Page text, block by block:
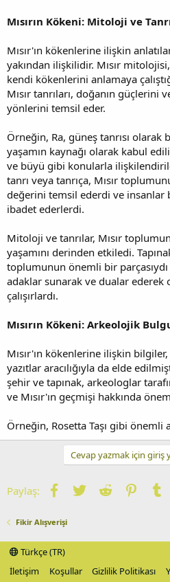
Mısırın Kökeni: Mitoloji ve
Mısır'ın kökenlerine ilişkin
yakından ilişkilidir. Mısır mitolojisi,
kendi kökenlerini anlamaya
Mısır tanrıları, doğanın güçlerini
yönlerini temsil eder.
Örneğin, Ra, güneş tanrısı olarak
yaşamın kaynağı olarak kabul
ve büyü gibi konularla
tanrı veya tanrıça, Mısır
değerini temsil ederdi ve insanlar
ibadet ederlerdi.
Mitoloji ve tanrılar, Mısır
yaşamını derinden etkiledi.
toplumunun önemli bir
adaklar sunarak ve dualar
çalışırlardı.
Mısırın Kökeni: Arkeolojik
Mısır'ın kökenlerine ilişkin
yazıtlar aracılığıyla da elde
şehir ve tapınak, arkeologlar
ve Mısır'ın geçmişi hakkında
Örneğin, Rosetta Taşı gibi
Cevap yazmak için giriş
Paylaş: Facebook
TwitterReddit
Fikir Alışverişi
Türkçe (TR)
İletişim
Koşullar Gizlilik Politikası